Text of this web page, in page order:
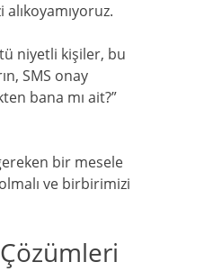
niyetli kişiler, bu
SMS onay
bana mı ait?”
bir mesele
ve birbirimizi